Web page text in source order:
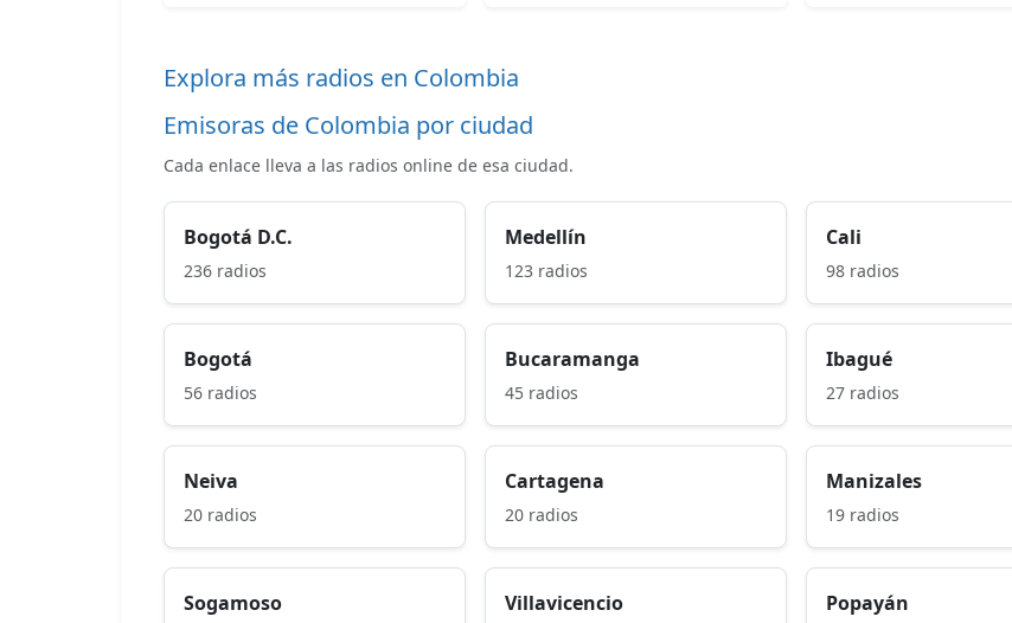
Explora más radios en Colombia
Emisoras de Colombia por ciudad
Cada enlace lleva a las radios online de esa ciudad.
Bogotá D.C.
236 radios
Medellín
123 radios
Cali
98 radios
Bogotá
56 radios
Bucaramanga
45 radios
Ibagué
27 radios
Neiva
20 radios
Cartagena
20 radios
Manizales
19 radios
Sogamoso Villavicencio Popayán